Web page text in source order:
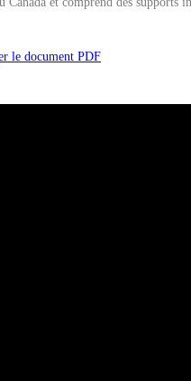
le document PDF